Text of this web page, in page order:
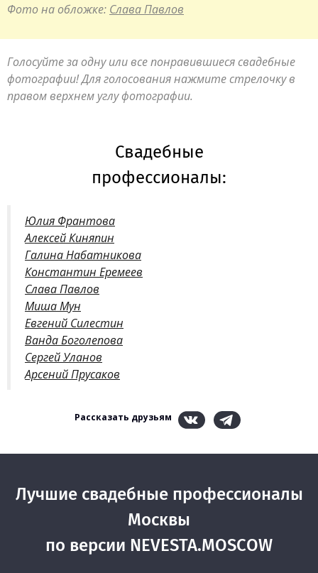
Фото на обложке: Слава Павлов
Голосуйте за одну или все понравившиеся свадебные
фотографии! Для голосования нажмите стрелочку в
правом верхнем углу фотографии.
Свадебные
профессионалы:
Юлия Франтова
Алексей Киняпин
Галина Набатникова
Константин Еремеев
Слава Павлов
Миша Мун
Евгений Силестин
Ванда Боголепова
Сергей Уланов
Арсений Прусаков
Рассказать друзьям
Лучшие свадебные профессионалы
Москвы
по версии NEVESTA.MOSCOW